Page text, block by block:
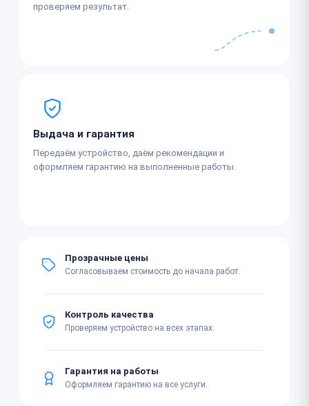
проверяем результат.
Выдача и гарантия
Передаём устройство, даём рекомендации и
оформляем гарантию на выполненные работы.
Прозрачные цены
Согласовываем стоимость до начала работ.
Контроль качества
Проверяем устройство на всех этапах.
Гарантия на работы
Оформляем гарантию на все услуги.